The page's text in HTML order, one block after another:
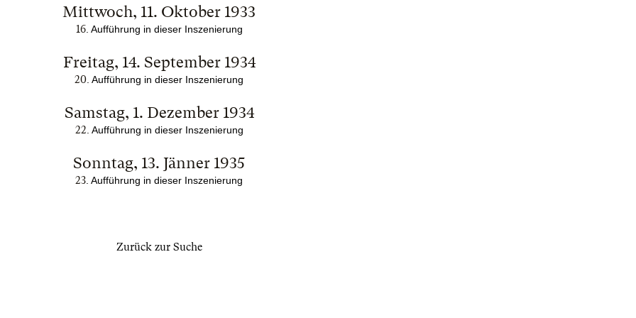
Mittwoch, 11. Oktober 1933
16. Aufführung in dieser Inszenierung
Freitag, 14. September 1934
20 . Aufführung in dieser Inszenierung
Samstag, 1. Dezember 1934
22 . Aufführung in dieser Inszenierung
Sonntag, 13. Jänner 1935
23 . Aufführung in dieser Inszenierung
Zurück zur Suche